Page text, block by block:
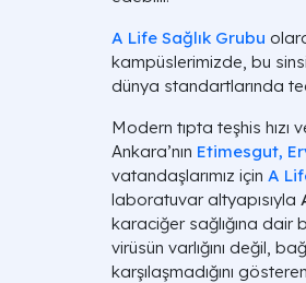
A Life Sağlık Grubu
kampüslerimizde, bu
dünya standartlarında
Modern tıpta teşhis hızı
Ankara’nın Etimesgut,
vatandaşlarımız için A
laboratuvar altyapısıyla
karaciğer sağlığına dair
virüsün varlığını değil,
karşılaşmadığını